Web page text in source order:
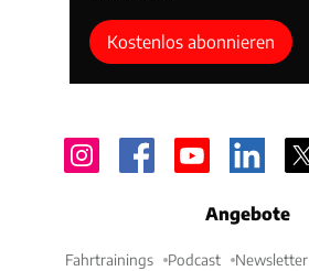
Kostenlos abonnieren
Angebote
Fahrtrainings Podcast Newsletter